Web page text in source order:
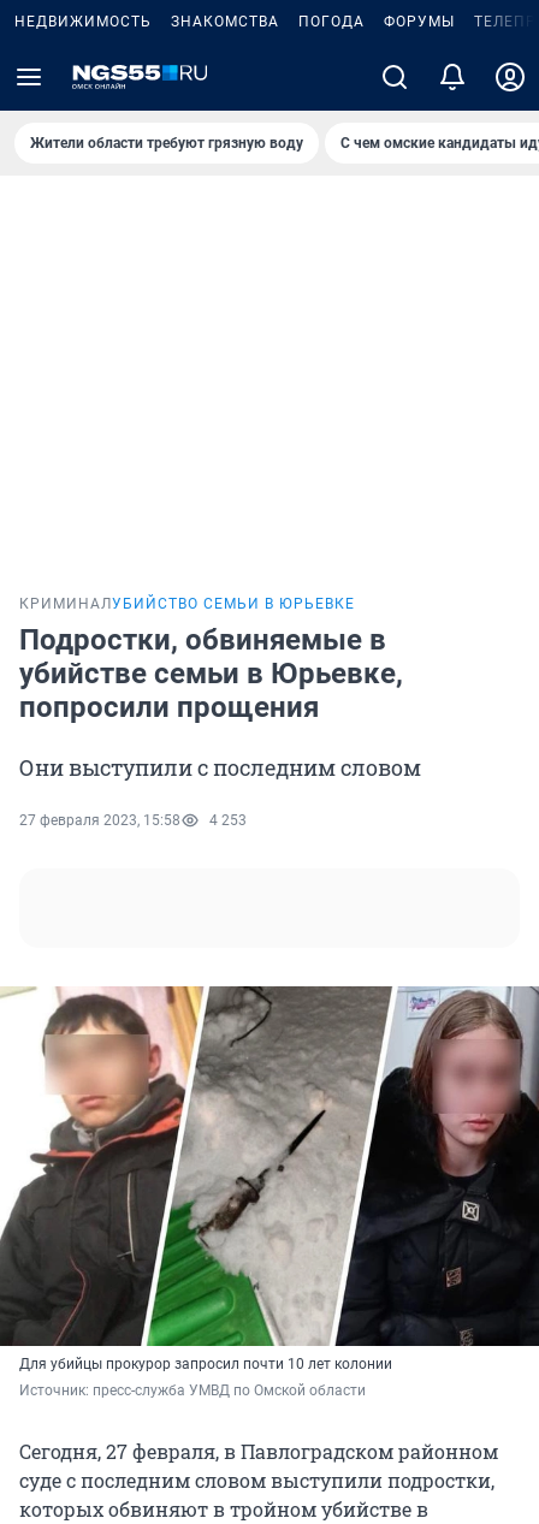
НЕДВИЖИМОСТЬ ЗНАКОМСТВА ПОГОДА ФОРУМЫ
Жители области требуют грязную воду С чем омские кандидаты
КРИМИНАЛУБИЙСТВО СЕМЬИ В ЮРЬЕВКЕ
Подростки, обвиняемые в
убийстве семьи в Юрьевке,
попросили прощения
Они выступили с последним словом
27 февраля 2023, 15:58 4 253
Для убийцы прокурор запросил почти 10 лет колонии
Источник: пресс-служба УМВД по Омской области
Сегодня, 27 февраля, в Павлоградском районном
суде с последним словом выступили подростки,
которых обвиняют в тройном убийстве в